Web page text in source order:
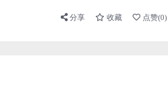
分享 收藏 点赞(0)